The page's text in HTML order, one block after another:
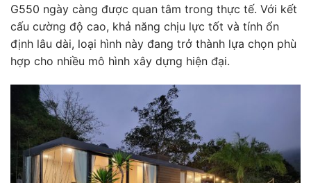
G550 ngày càng được quan tâm trong thực tế. Với kết
cấu cường độ cao, khả năng chịu lực tốt và tính ổn
định lâu dài, loại hình này đang trở thành lựa chọn phù
hợp cho nhiều mô hình xây dựng hiện đại.